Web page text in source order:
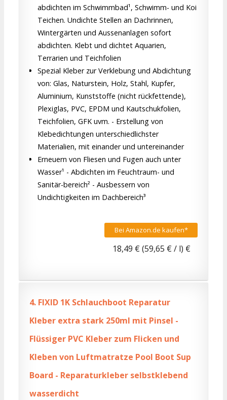
abdichten im Schwimmbad¹, Schwimm- und Koi
Teichen. Undichte Stellen an Dachrinnen,
Wintergärten und Aussenanlagen sofort
abdichten. Klebt und dichtet Aquarien,
Terrarien und Teichfolien
Spezial Kleber zur Verklebung und Abdichtung
von: Glas, Naturstein, Holz, Stahl, Kupfer,
Aluminium, Kunststoffe (nicht rückfettende),
Plexiglas, PVC, EPDM und Kautschukfolien,
Teichfolien, GFK uvm. - Erstellung von
Klebedichtungen unterschiedlichster
Materialien, mit einander und untereinander
Erneuern von Fliesen und Fugen auch unter
Wasser¹ - Abdichten im Feuchtraum- und
Sanitär-bereich² - Ausbessern von
Undichtigkeiten im Dachbereich³
Bei Amazon.de kaufen*
18,49 € (59,65 € / l) €
4. FIXID 1K Schlauchboot Reparatur
Kleber extra stark 250ml mit Pinsel -
Flüssiger PVC Kleber zum Flicken und
Kleben von Luftmatratze Pool Boot Sup
Board - Reparaturkleber selbstklebend
wasserdicht